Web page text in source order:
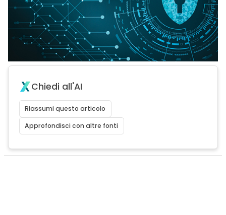
Chiedi all'AI
Riassumi questo articolo
Approfondisci con altre fonti